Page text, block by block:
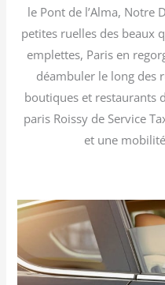
le Pont de l’Alma, Notre
petites ruelles des beaux
emplettes, Paris en
déambuler le long des
boutiques et restaurants
paris Roissy de Service
et une